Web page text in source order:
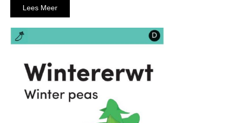
Lees Meer